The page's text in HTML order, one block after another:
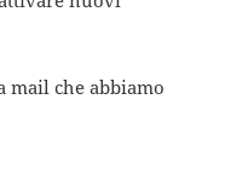
mail che abbiamo